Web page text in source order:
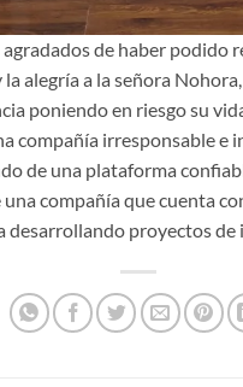
de haber podido
alegría a la señora
poniendo en riesgo su
compañía irresponsable e
de una plataforma
compañía que cuenta
desarrollando proyectos de